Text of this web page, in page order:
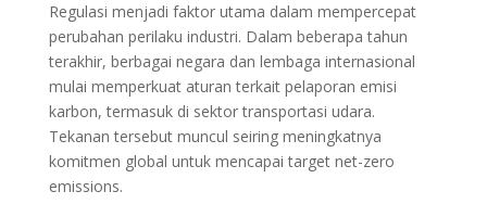
Regulasi menjadi faktor utama dalam mempercepat
perubahan perilaku industri. Dalam beberapa tahun
terakhir, berbagai negara dan lembaga internasional
mulai memperkuat aturan terkait pelaporan emisi
karbon, termasuk di sektor transportasi udara.
Tekanan tersebut muncul seiring meningkatnya
komitmen global untuk mencapai target net-zero
emissions.